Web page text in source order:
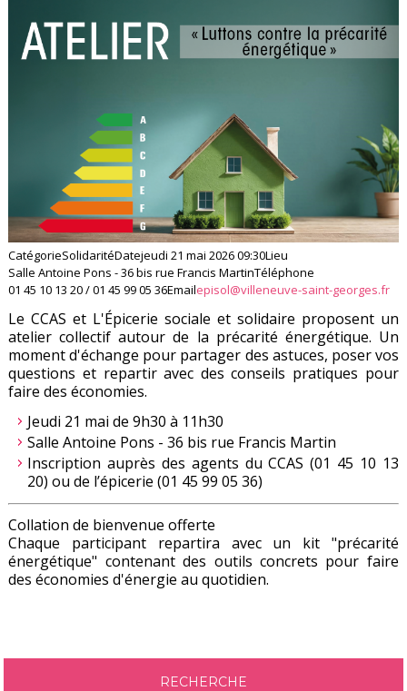
CatégorieSolidaritéDatejeudi 21 mai 202609:30Lieu
Salle Antoine Pons - 36 bis rue Francis MartinTéléphone
01 45 10 13 20 / 01 45 99 05 36Emailepisol@villeneuve-saint-georges.fr
Le CCAS et L'Épicerie sociale et solidaire proposent un
atelier collectif autour de la précarité énergétique. Un
moment d'échange pour partager des astuces, poser vos
questions et repartir avec des conseils pratiques pour
faire des économies.
Jeudi 21 mai de 9h30 à 11h30
Salle Antoine Pons - 36 bis rue Francis Martin
Inscription auprès des agents du CCAS (01 45 10 13
20) ou de l’épicerie (01 45 99 05 36)
Collation de bienvenue offerte
Chaque participant repartira avec un kit "précarité
énergétique" contenant des outils concrets pour faire
des économies d'énergie au quotidien.
RECHERCHE